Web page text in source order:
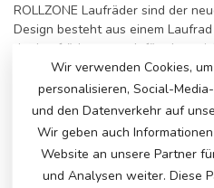
ROLLZONE Laufräder sind der
Design besteht aus einem
der Laufräder sorgt dafür, dass
leicht entfernen lässt, sodass Sie
problemlos wieder auf das
Selbstverständlich lässt sich
zusammenbauen und das ist im
sorgt sofort für jede Menge Spaß
Wir verwenden Cookies,
personalisieren, Social-
und den Datenverkehr auf
Wir geben auch
Website an unsere Partner
und Analysen weiter. Diese